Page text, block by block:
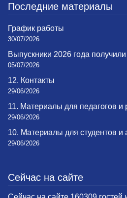
Последние материалы
График работы
30/07/2026
Выпускники 2026 года
05/07/2026
12. Контакты
29/06/2026
11. Материалы для педагогов и
29/06/2026
10. Материалы для студентов и
29/06/2026
Сейчас на сайте